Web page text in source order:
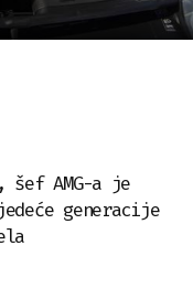
šef AMG-a je
generacije